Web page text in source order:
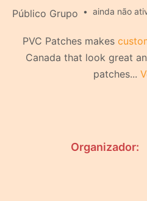
Público Grupo ainda não
PVC Patches makes
Canada that look great
patches...
Organizador: